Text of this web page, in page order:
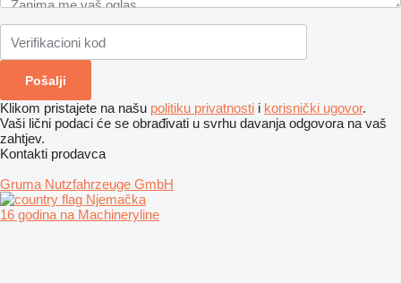
Klikom pristajete na našu politiku privatnosti i korisnički ugovor.
Vaši lični podaci će se obrađivati ​​u svrhu davanja odgovora na vaš
zahtjev.
Kontakti prodavca
Gruma Nutzfahrzeuge GmbH
Njemačka
16 godina na Machineryline